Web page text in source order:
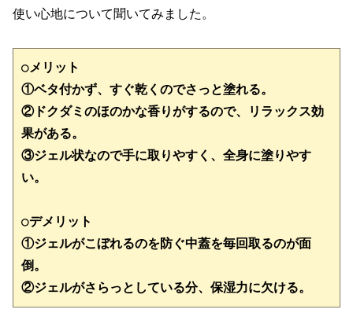
使い心地について聞いてみました。
○メリット
①ベタ付かず、すぐ乾くのでさっと塗れる。
②ドクダミのほのかな香りがするので、リラックス効
果がある。
③ジェル状なので手に取りやすく、全身に塗りやす
い。
○デメリット
①ジェルがこぼれるのを防ぐ中蓋を毎回取るのが面
倒。
②ジェルがさらっとしている分、保湿力に欠ける。